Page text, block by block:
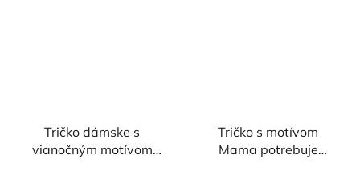
Tričko dámske s
vianočným motívom
Tričko s motívom
Mama potrebuje